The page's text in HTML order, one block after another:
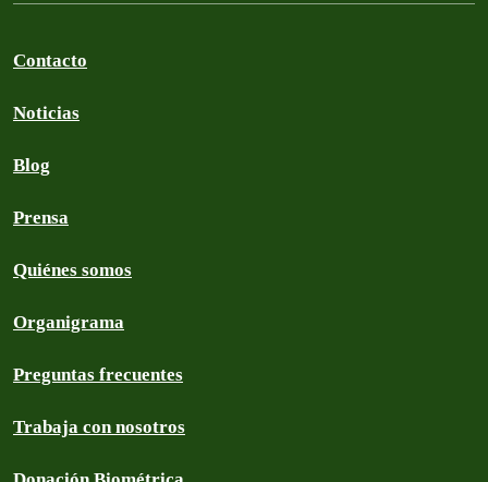
Contacto
Noticias
Blog
Prensa
Quiénes somos
Organigrama
Preguntas frecuentes
Trabaja con nosotros